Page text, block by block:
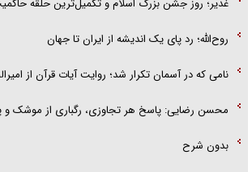
غدیر؛ روز جشن بزرگ اسلام و تکمیل‌ترین حلقه
روح‌الله؛ رد پای یک اندیشه از ایران تا جهان
نامی که در آسمان تکرار شد؛ روایت آیات قرآن از
محسن رضایی: پاسخ هر تجاوزی، رگباری از موشک و
بدون شرح